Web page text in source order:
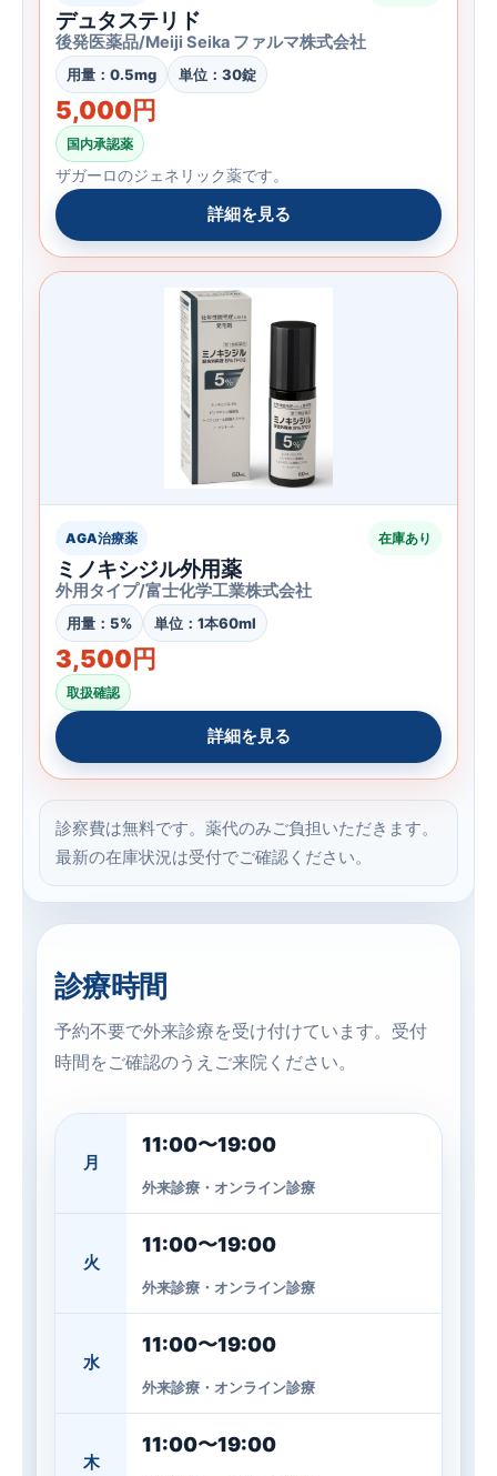
デュタステリド
後発医薬品/Meiji Seika ファルマ株式会社
用量：0.5mg 単位：30錠
5,000円
国内承認薬
ザガーロのジェネリック薬です。
詳細を見る
AGA治療薬 在庫あり
ミノキシジル外用薬
外用タイプ/富士化学工業株式会社
用量：5% 単位：1本60ml
3,500円
取扱確認
詳細を見る
診察費は無料です。薬代のみご負担いただきます。
最新の在庫状況は受付でご確認ください。
診療時間
予約不要で外来診療を受け付けています。受付
時間をご確認のうえご来院ください。
月
11:00〜19:00
外来診療・オンライン診療
火
11:00〜19:00
外来診療・オンライン診療
水
11:00〜19:00
外来診療・オンライン診療
木
11:00〜19:00